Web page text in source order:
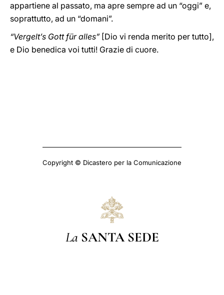
appartiene al passato, ma apre sempre ad un “oggi” e,
soprattutto, ad un “domani”.
“Vergelt’s Gott für alles”[Dio vi renda merito per tutto],
e Dio benedica voi tutti! Grazie di cuore.
Copyright © Dicastero per la Comunicazione
La SANTA SEDE